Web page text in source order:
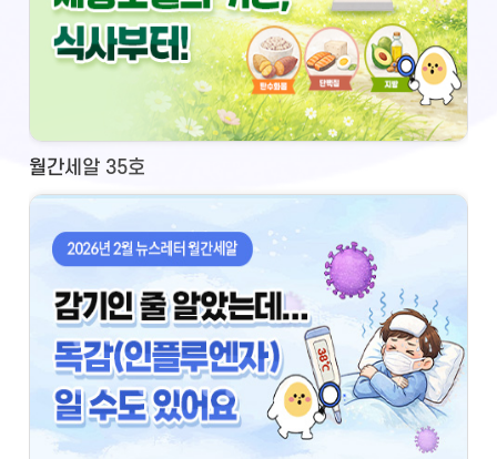
월간세알 35호